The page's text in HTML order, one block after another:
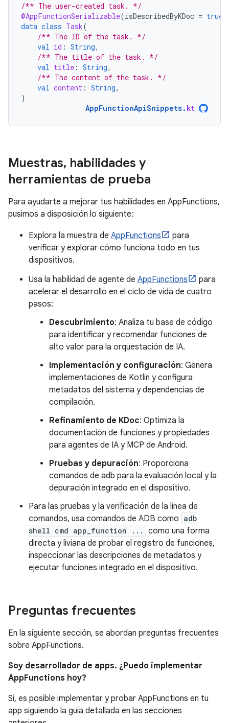
/** The user-created task. */
@AppFunctionSerializable(isDescribedByKDoc = true
data class Task(
/** The ID of the task. */
val id : String,
/** The title of the task. */
val title : String,
/** The content of the task. */
val content : String,
)
AppFunctionApiSnippets. kt
Muestras, habilidades y
herramientas de prueba
Para ayudarte a mejorar tus habilidades en AppFunctions,
pusimos a disposición lo siguiente:
Explora la muestra de AppFunctions
para
verificar y explorar cómo funciona todo en tus
dispositivos.
Usa la habilidad de agente de AppFunctions
para
acelerar el desarrollo en el ciclo de vida de cuatro
pasos:
Descubrimiento: Analiza tu base de código
para identificar y recomendar funciones de
alto valor para la orquestación de IA.
Implementación y configuración: Genera
implementaciones de Kotlin y configura
metadatos del sistema y dependencias de
compilación.
Refinamiento de KDoc: Optimiza la
documentación de funciones y propiedades
para agentes de IA y MCP de Android.
Pruebas y depuración: Proporciona
comandos de adb para la evaluación local y la
depuración integrado en el dispositivo.
Para las pruebas y la verificación de la línea de
comandos, usa comandos de ADB como adb
shell cmd app_function ...
como una forma
directa y liviana de probar el registro de funciones,
inspeccionar las descripciones de metadatos y
ejecutar funciones integrado en el dispositivo.
Preguntas frecuentes
En la siguiente sección, se abordan preguntas frecuentes
sobre AppFunctions.
Soy desarrollador de apps. ¿Puedo implementar
AppFunctions hoy?
Sí, es posible implementar y probar AppFunctions en tu
app siguiendo la guía detallada en las secciones